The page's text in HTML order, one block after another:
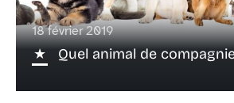
18 février 2019
Quel animal de